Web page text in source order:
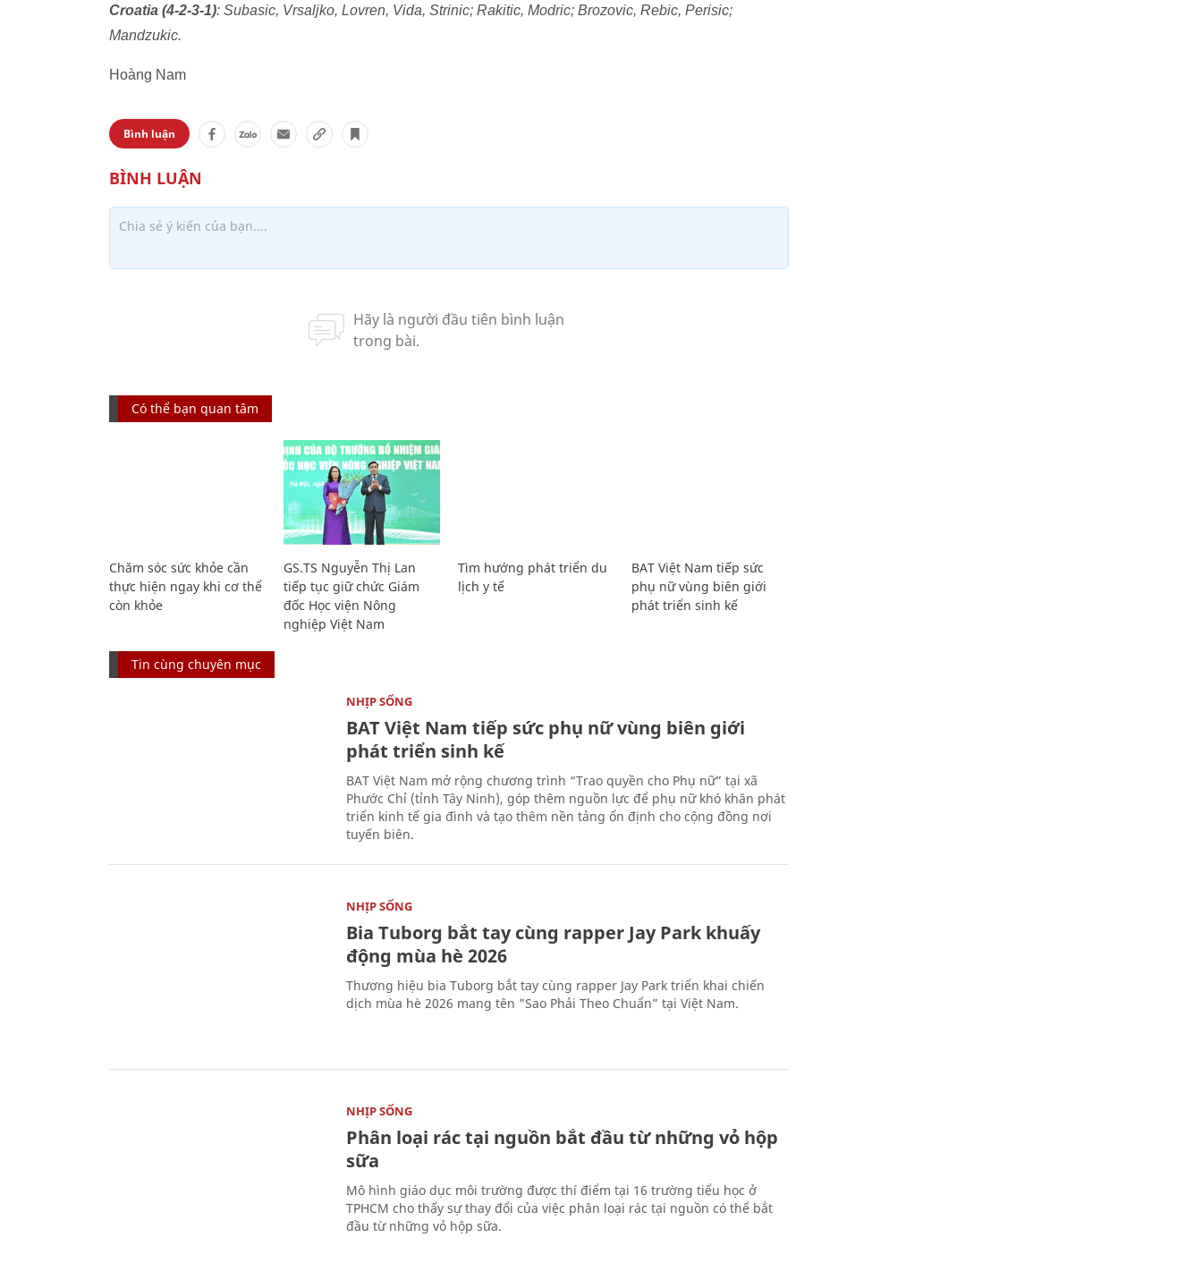
Croatia (4-2-3-1): Subasic, Vrsaljko, Lovren, Vida, Strinic; Rakitic, Modric; Brozovic, Rebic, Perisic;
Mandzukic.
Hoàng Nam
Bình luận
Có thể bạn quan tâm
Chăm sóc sức khỏe cần
thực hiện ngay khi cơ thể
còn khỏe
GS.TS Nguyễn Thị Lan
tiếp tục giữ chức Giám
đốc Học viện Nông
nghiệp Việt Nam
Tìm hướng phát triển du
lịch y tế
BAT Việt Nam tiếp sức
phụ nữ vùng biên giới
phát triển sinh kế
Tin cùng chuyên mục
NHỊP SỐNG
BAT Việt Nam tiếp sức phụ nữ vùng biên giới
phát triển sinh kế
BAT Việt Nam mở rộng chương trình “Trao quyền cho Phụ nữ” tại xã
Phước Chỉ (tỉnh Tây Ninh), góp thêm nguồn lực để phụ nữ khó khăn phát
triển kinh tế gia đình và tạo thêm nền tảng ổn định cho cộng đồng nơi
tuyến biên.
NHỊP SỐNG
Bia Tuborg bắt tay cùng rapper Jay Park khuấy
động mùa hè 2026
Thương hiệu bia Tuborg bắt tay cùng rapper Jay Park triển khai chiến
dịch mùa hè 2026 mang tên "Sao Phải Theo Chuẩn” tại Việt Nam.
NHỊP SỐNG
Phân loại rác tại nguồn bắt đầu từ những vỏ hộp
sữa
Mô hình giáo dục môi trường được thí điểm tại 16 trường tiểu học ở
TPHCM cho thấy sự thay đổi của việc phân loại rác tại nguồn có thể bắt
đầu từ những vỏ hộp sữa.